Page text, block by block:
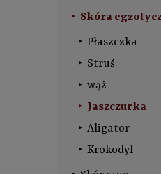
Skóra
Płaszczka
Struś
wąż
Jaszczurka
Aligator
Krokodyl